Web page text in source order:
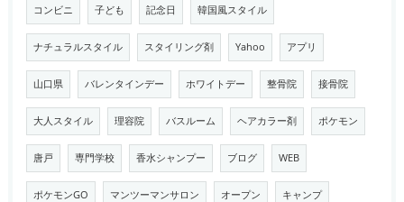
コンビニ 子ども 記念日 韓国風スタイル
ナチュラルスタイル スタイリング剤 Yahoo アプリ
山口県 バレンタインデー ホワイトデー 整骨院 接骨院
大人スタイル 理容院 バスルーム ヘアカラー剤 ポケモン
唐戸 専門学校 香水シャンプー ブログ WEB
ポケモンGO マンツーマンサロン オープン キャンプ